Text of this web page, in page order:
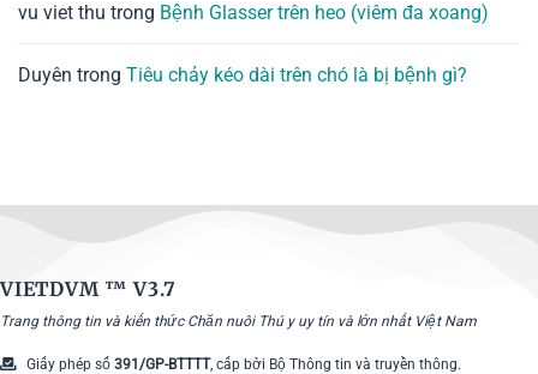
vu viet thu trong Bệnh Glasser trên heo (viêm đa xoang)
Duyên trong Tiêu chảy kéo dài trên chó là bị bệnh gì?
VIETDVM ™V3.7
Trang thông tin và kiến thức Chăn nuôi Thú y uy tín và lớn nhất Việt Nam
Giấy phép số 391/GP-BTTTT, cấp bởi Bộ Thông tin và truyền thông.